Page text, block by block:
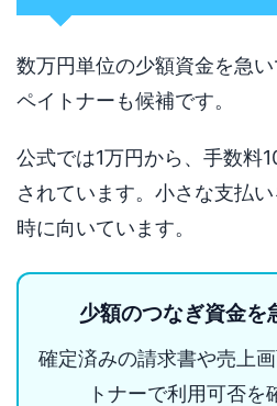
数万円単位の少額資金を急い
ペイトナーも候補です。
公式では1万円から、手数料
されています。小さな支払
時に向いています。
少額のつなぎ資金を
確定済みの請求書や売上
トナーで利用可否を